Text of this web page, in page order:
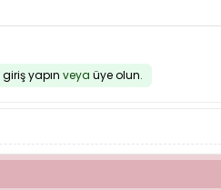
giriş yapın veya üye olun.